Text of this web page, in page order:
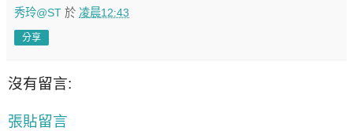
秀玲@ST 於 凌晨12:43
分享
沒有留言:
張貼留言